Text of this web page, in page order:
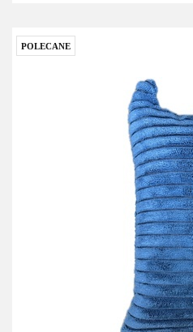
POLECANE